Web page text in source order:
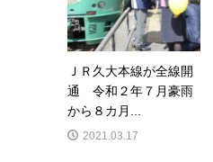
ＪＲ久大本線が全線開
通 令和２年７月豪雨
から８カ月...
2021.03.17